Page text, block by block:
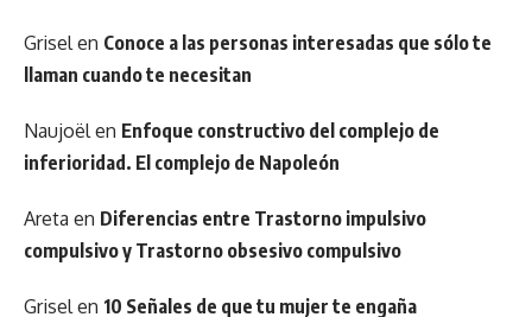
Grisel en Conoce a las personas interesadas que sólo te
llaman cuando te necesitan
Naujoël en Enfoque constructivo del complejo de
inferioridad. El complejo de Napoleón
Areta en Diferencias entre Trastorno impulsivo
compulsivo y Trastorno obsesivo compulsivo
Grisel en 10 Señales de que tu mujer te engaña